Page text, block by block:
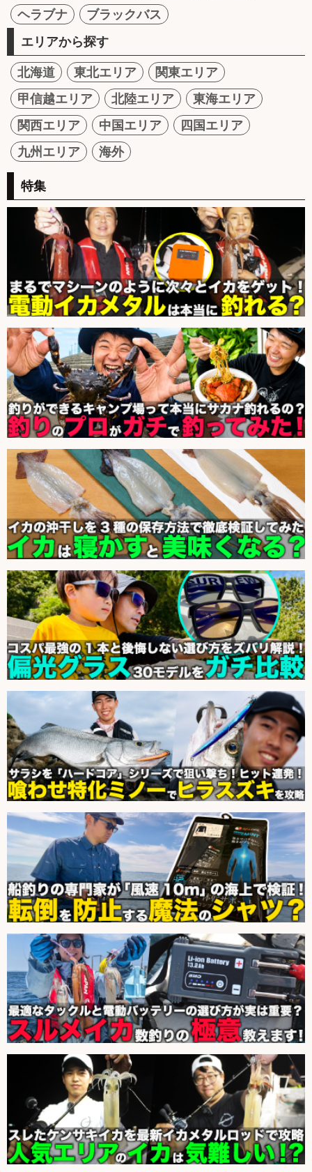
ヘラブナ
ブラックバス
エリアから探す
北海道 東北エリア
関東エリア
甲信越エリア
北陸エリア
東海エリア
関西エリア
中国エリア
四国エリア
九州エリア
海外
特集